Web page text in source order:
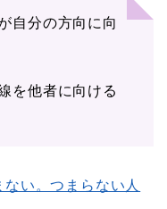
自分の方向に向
を他者に向ける
い。つまらない人